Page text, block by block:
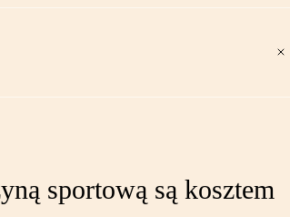
sportową są kosztem